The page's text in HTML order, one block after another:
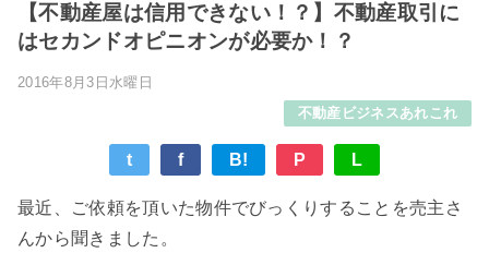
【不動産屋は信用できない！？】不動産取引に
はセカンドオピニオンが必要か！？
2016年8月3日水曜日
不動産ビジネスあれこれ
t f B! P L
最近、ご依頼を頂いた物件でびっくりすることを売主さ
んから聞きました。